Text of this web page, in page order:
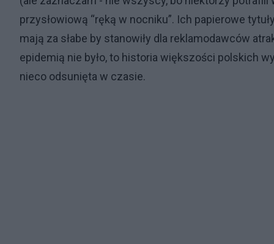
przysłowiową “ręką w nocniku”. Ich papierowe
mają za słabe by stanowiły dla reklamodawców
epidemią nie było, to historia większości polskich
nieco odsunięta w czasie.